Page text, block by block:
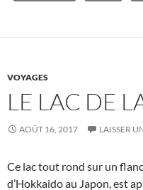
VOYAGES
LE LAC DE
AOÛT 16, 2017 LAISSER
Ce lac tout rond sur un
d’Hokkaido au Japon, est